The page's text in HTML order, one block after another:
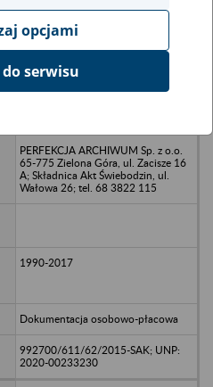
bazy
Przedsiębiorstwo Handlowo
PERFEKCJA ARCHIWUM Sp. z o.o.
65-775 Zielona Góra, ul. Zacisze 16
A; Składnica Akt Świebodzin, ul.
Wałowa 26; tel. 68 3822 115
1990-2017
Dokumentacja osobowo-płacowa
992700/611/62/2015-SAK; UNP:
2020-00233230
opcjami
do serwisu